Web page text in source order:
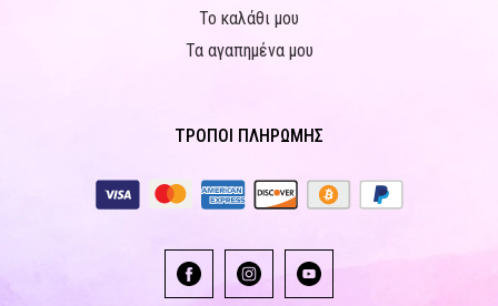
Το καλάθι μου
Τα αγαπημένα μου
ΤΡΟΠΟΙ ΠΛΗΡΩΜΗΣ